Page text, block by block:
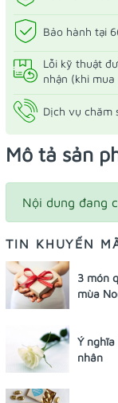
Bảo hành tại
Lỗi kỹ thuật
nhận (khi mua
Dịch vụ chăm
Mô tả sản
Nội dung đang
TIN KHUYẾN
3 món
mùa
Ý
nhân